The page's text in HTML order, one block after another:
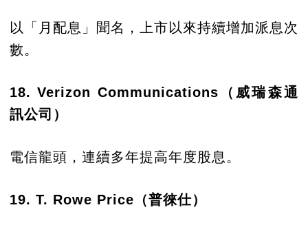
以「月配息」聞名，上市以來持續增加派息次
數。
18. Verizon Communications（威瑞森通
訊公司​）
電信龍頭，連續多年提高年度股息。
19. T. Rowe Price（普徠仕​）